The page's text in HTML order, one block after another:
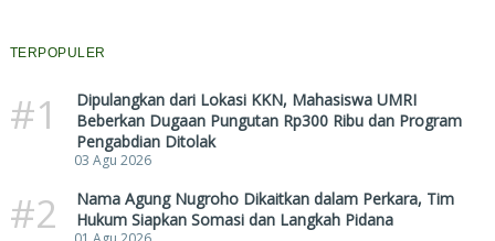
TERPOPULER
#1
Dipulangkan dari Lokasi KKN, Mahasiswa UMRI
Beberkan Dugaan Pungutan Rp300 Ribu dan Program
Pengabdian Ditolak
03 Agu 2026
#2
Nama Agung Nugroho Dikaitkan dalam Perkara, Tim
Hukum Siapkan Somasi dan Langkah Pidana